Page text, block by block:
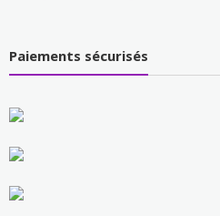
Paiements sécurisés